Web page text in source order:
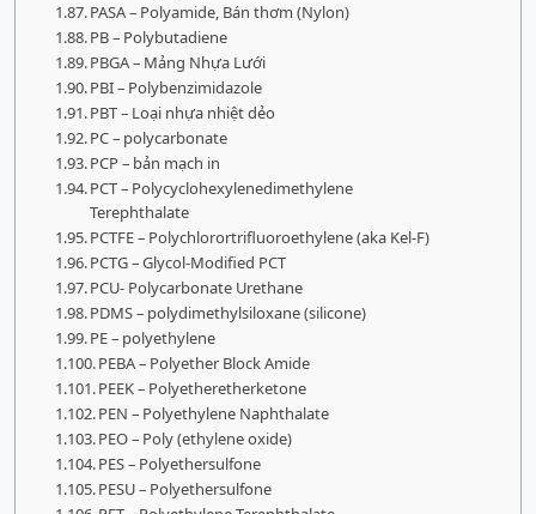
PASA – Polyamide, Bán thơm (Nylon)
PB – Polybutadiene
PBGA – Mảng Nhựa Lưới
PBI – Polybenzimidazole
PBT – Loại nhựa nhiệt dẻo
PC – polycarbonate
PCP – bản mạch in
PCT – Polycyclohexylenedimethylene
Terephthalate
PCTFE – Polychlorortrifluoroethylene (aka Kel-F)
PCTG – Glycol-Modified PCT
PCU- Polycarbonate Urethane
PDMS – polydimethylsiloxane (silicone)
PE – polyethylene
PEBA – Polyether Block Amide
PEEK – Polyetheretherketone
PEN – Polyethylene Naphthalate
PEO – Poly (ethylene oxide)
PES – Polyethersulfone
PESU – Polyethersulfone